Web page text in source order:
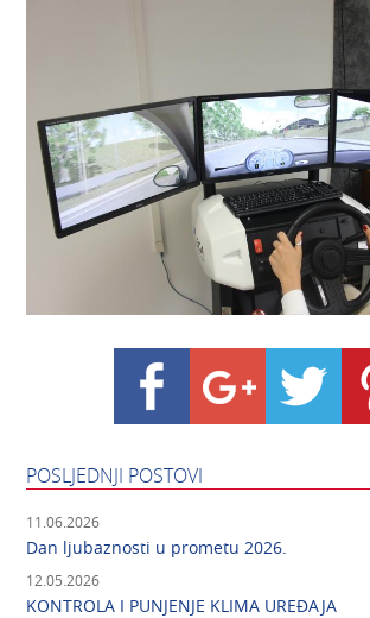
POSLJEDNJI POSTOVI
11.06.2026
Dan ljubaznosti u prometu 2026.
12.05.2026
KONTROLA I PUNJENJE KLIMA UREĐAJA